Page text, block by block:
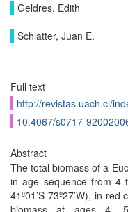
Geldres, Edith
Schlatter, Juan E.
Full text
http://revistas.uach.cl/
10.4067/s0717-
Abstract
The total biomass of a
in age sequence from 4
41º01’S-73º27’W), in
biomass at ages 4,